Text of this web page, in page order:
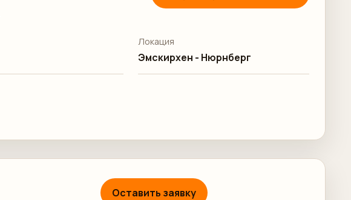
Локация
Эмскирхен - Нюрнберг
Оставить заявку